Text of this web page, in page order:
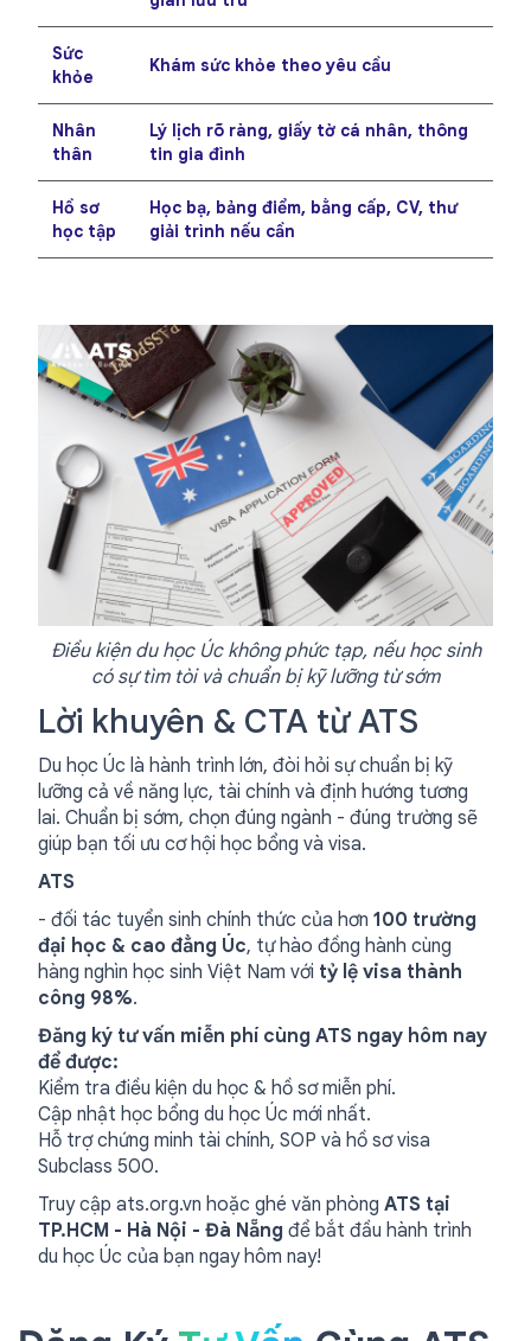
Sức
khỏe
Khám sức khỏe theo yêu cầu
Nhân
thân
Lý lịch rõ ràng, giấy tờ cá nhân, thông
tin gia đình
Hồ sơ
học tập
Học bạ, bảng điểm, bằng cấp, CV, thư
giải trình nếu cần
Điều kiện du học Úc không phức tạp, nếu học sinh
có sự tìm tòi và chuẩn bị kỹ lưỡng từ sớm
Lời khuyên & CTA từ ATS
Du học Úc là hành trình lớn, đòi hỏi sự chuẩn bị kỹ
lưỡng cả về năng lực, tài chính và định hướng tương
lai. Chuẩn bị sớm, chọn đúng ngành - đúng trường sẽ
giúp bạn tối ưu cơ hội học bổng và visa.
ATS
- đối tác tuyển sinh chính thức của hơn 100 trường
đại học & cao đẳng Úc, tự hào đồng hành cùng
hàng nghìn học sinh Việt Nam với tỷ lệ visa thành
công 98%.
Đăng ký tư vấn miễn phí cùng ATS ngay hôm nay
để được:
Kiểm tra điều kiện du học & hồ sơ miễn phí.
Cập nhật học bổng du học Úc mới nhất.
Hỗ trợ chứng minh tài chính, SOP và hồ sơ visa
Subclass 500.
Truy cập ats.org.vn hoặc ghé văn phòng ATS tại
TP.HCM - Hà Nội - Đà Nẵng để bắt đầu hành trình
du học Úc của bạn ngay hôm nay!